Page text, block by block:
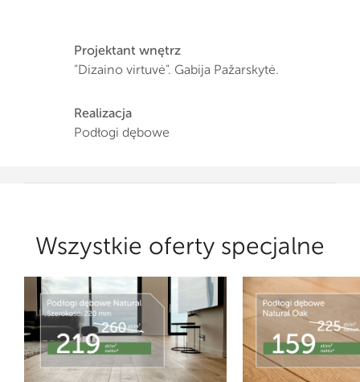
Projektant wnętrz
"Dizaino virtuvė". Gabija Pažarskytė.
Realizacja
Podłogi dębowe
Wszystkie oferty specjalne